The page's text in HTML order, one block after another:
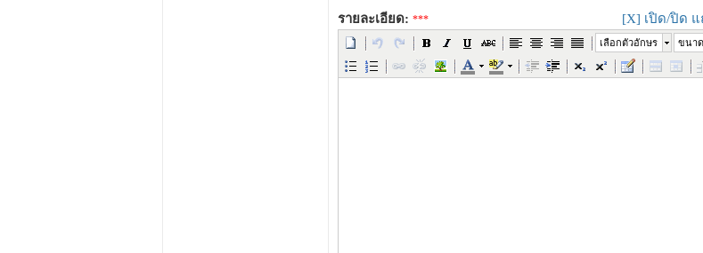
รายละเอียด: *** [X] เปิด/ปิด
เลือกตัวอักษร ขนา